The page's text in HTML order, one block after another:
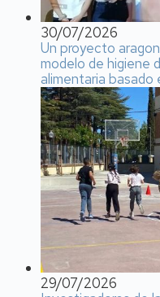
30/07/2026
Un proyecto
modelo de higiene
alimentaria
29/07/2026